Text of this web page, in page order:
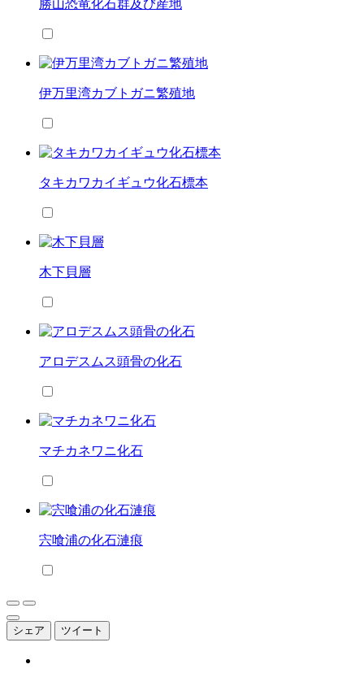
勝山恐竜化石群及び産地
伊万里湾カブトガニ繁殖地
タキカワカイギュウ化石標本
木下貝層
アロデスムス頭骨の化石
マチカネワニ化石
宍喰浦の化石漣痕
シェア ツイート